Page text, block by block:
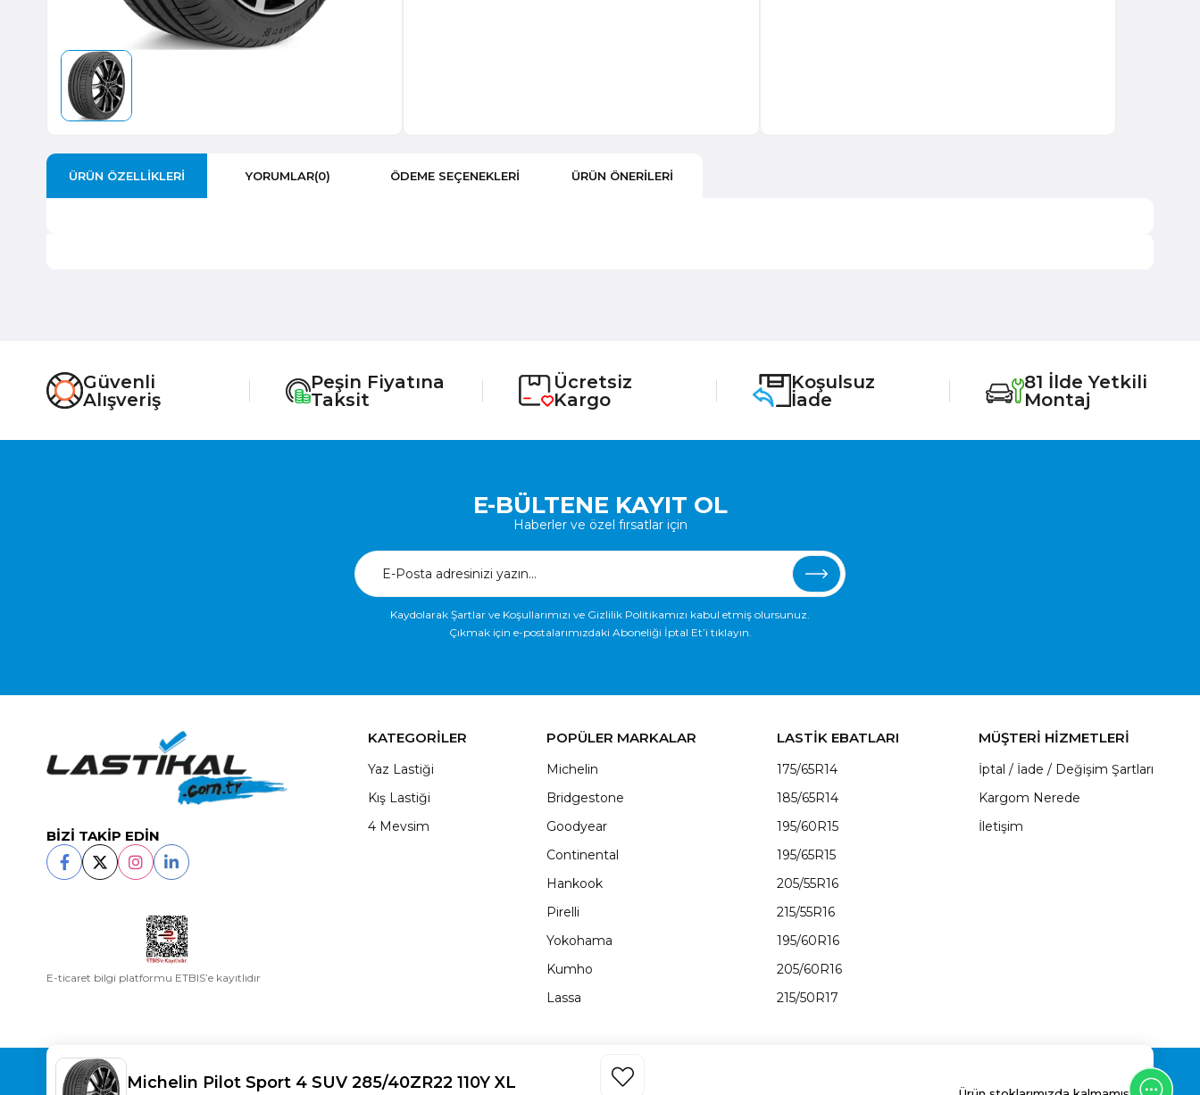
ÜRÜN ÖZELLIKLERI YORUMLAR(0) ÖDEME SEÇENEKLERI ÜRÜN ÖNERILERI
Güvenli
Alışveriş
Peşin Fiyatına
Taksit
Ücretsiz
Kargo
Koşulsuz
İade
81 İlde Yetkili
Montaj
E-BÜLTENE KAYIT OL
Haberler ve özel fırsatlar için
Kaydolarak Şartlar ve Koşullarımızı ve Gizlilik Politikamızı kabul etmiş olursunuz.
Çıkmak için e-postalarımızdaki Aboneliği İptal Et’i tıklayın.
BİZİ TAKİP EDİN
E-ticaret bilgi platformu ETBIS’e kayıtlıdır
KATEGORİLER
Yaz Lastiği
Kış Lastiği
4 Mevsim
POPÜLER MARKALAR
Michelin
Bridgestone
Goodyear
Continental
Hankook
Pirelli
Yokohama
Kumho
Lassa
LASTİK EBATLARI
175/65R14
185/65R14
195/60R15
195/65R15
205/55R16
215/55R16
195/60R16
205/60R16
215/50R17
MÜŞTERİ HİZMETLERİ
İptal / İade / Değişim Şartları
Kargom Nerede
İletişim
Copyright© 2025 LASTİKAL All rights reserved.
Michelin Pilot Sport 4 SUV 285/40ZR22 110Y XL